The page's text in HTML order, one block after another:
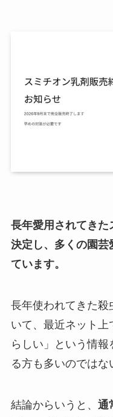
長年愛用されてき
決定し、多くの園
ています。
長年使われてきた殺
いて、最近ネット上
らしい」という情
る方も多いのではな
結論からいうと、 通